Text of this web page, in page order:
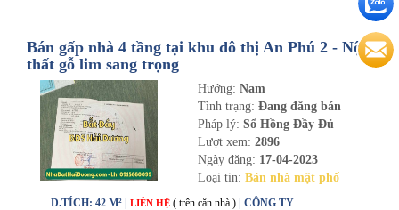
Bán gấp nhà 4 tầng tại khu đô thị An Phú 2 - Nội
thất gỗ lim sang trọng
Hướng: Nam
Tình trạng: Đang đăng bán
Pháp lý: Sổ Hồng Đầy Đủ
Lượt xem: 2896
Ngày đăng: 17-04-2023
Loại tin: Bán nhà mặt phố
D.TÍCH: 42 M² | LIÊN HỆ ( trên căn nhà ) | CÔNG TY